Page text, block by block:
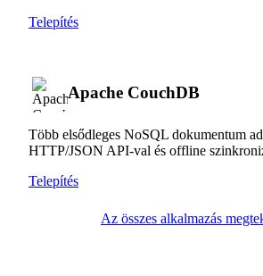
Telepítés
Apache CouchDB
Több elsődleges NoSQL dokumentum
HTTP/JSON API-val és offline
Telepítés
Az összes alkalmazás